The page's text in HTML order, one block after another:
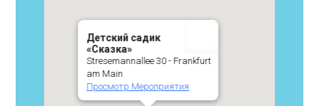
Детский садик
«Сказка»
Stresemannallee 30 - Frankfurt
am Main
Просмотр Мероприятия